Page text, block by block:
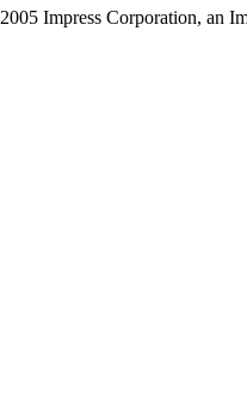
Impress Corporation, an